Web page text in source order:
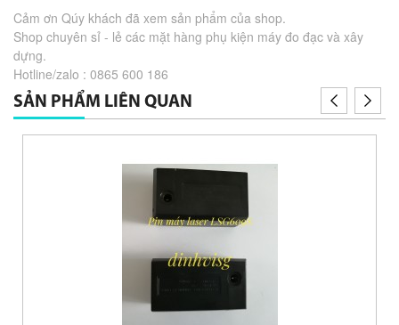
Cảm ơn Qúy khách đã xem sản phẩm của shop.
Shop chuyên sỉ - lẻ các mặt hàng phụ kiện máy đo đạc và xây
dựng.
Hotline/zalo : 0865 600 186
SẢN PHẨM LIÊN QUAN